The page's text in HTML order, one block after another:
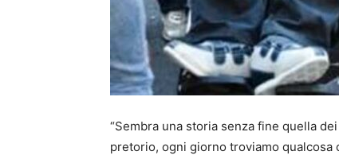
“Sembra una storia senza fine quella
pretorio, ogni giorno troviamo qualcosa